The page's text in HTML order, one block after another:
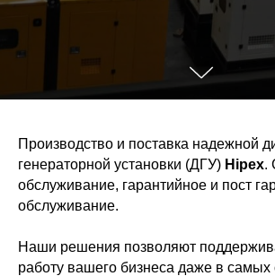
Производство и поставка надежной
генераторной установки (ДГУ) Hipex.
обслуживание, гарантийное и пост
обслуживание.
Наши решения позволяют
работу вашего бизнеса даже в